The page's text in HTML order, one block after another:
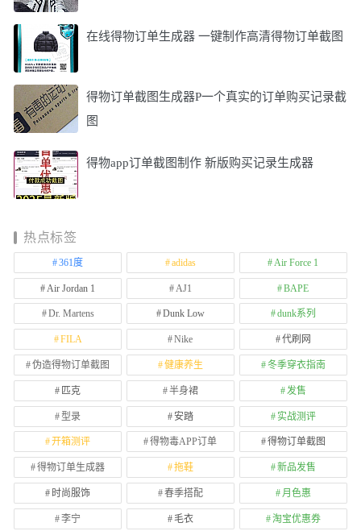
在线得物订单生成器 一键制作高清得物订单截图
得物订单截图生成器P一个真实的订单购买记录截
图
得物app订单截图制作 新版购买记录生成器
热点标签
361度 adidas Air Force 1
Air Jordan 1 AJ1 BAPE
Dr. Martens Dunk Low dunk系列
FILA Nike 代刷网
伪造得物订单截图 健康养生 冬季穿衣指南
匹克 半身裙 发售
型录 安踏 实战测评
开箱测评 得物毒APP订单 得物订单截图
得物订单生成器 拖鞋 新品发售
时尚服饰 春季搭配 月色惠
李宁 毛衣 淘宝优惠券